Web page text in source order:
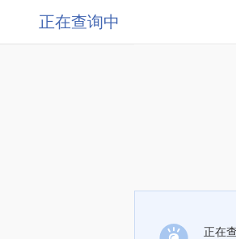
正在查询中
正在